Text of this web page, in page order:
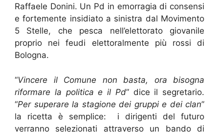
Raffaele Donini. Un Pd in emorragia di consensi
e fortemente insidiato a sinistra dal Movimento
5 Stelle, che pesca nell’elettorato giovanile
proprio nei feudi elettoralmente più rossi di
Bologna.
“Vincere il Comune non basta, ora bisogna
riformare la politica e il Pd” dice il segretario.
“Per superare la stagione dei gruppi e dei clan”
la ricetta è semplice: i dirigenti del futuro
verranno selezionati attraverso un bando di